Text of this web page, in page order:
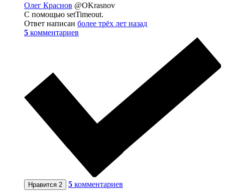
Олег Краснов @OKrasnov
С помощью setTimeout.
Ответ написан более трёх лет назад
5 комментариев
Нравится 2 5 комментариев